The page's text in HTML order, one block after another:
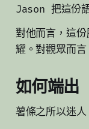
Jason 把這份
對他而言，這
耀。對觀眾而言
如何端出
薯條之所以迷人